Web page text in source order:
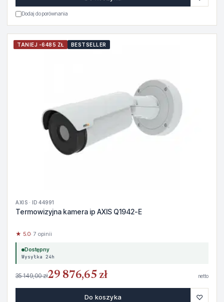
Dodaj do porównania
TANIEJ -6485 ZŁ BESTSELLER
AXIS · ID 44991
Termowizyjna kamera ip AXIS Q1942-E
★ 5.0· 7 opinii
Dostępny
Wysyłka 24h
35 149,00 zł29 876,65 zł netto
Do koszyka ♡